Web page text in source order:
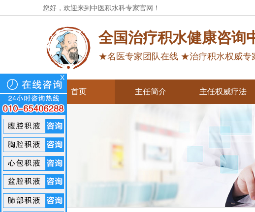
您好，欢迎来到中医积水科专家官网！
全国治疗积水健康咨询
★名医专家团队在线 ★治疗积水权威专
首页 主任简介 主任权威疗法
X